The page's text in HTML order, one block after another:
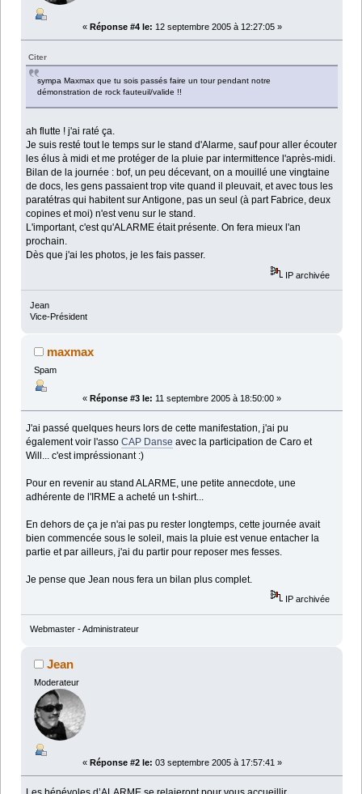
« Réponse #4 le: 12 septembre 2005 à 12:27:05 »
Citer
sympa Maxmax que tu sois passés faire un tour pendant notre
démonstration de rock fauteuil/valide !!
ah flutte ! j'ai raté ça.
Je suis resté tout le temps sur le stand d'Alarme, sauf pour aller écouter
les élus à midi et me protéger de la pluie par intermittence l'après-midi.
Bilan de la journée : bof, un peu décevant, on a mouillé une vingtaine
de docs, les gens passaient trop vite quand il pleuvait, et avec tous les
paratétras qui habitent sur Antigone, pas un seul (à part Fabrice, deux
copines et moi) n'est venu sur le stand.
L'important, c'est qu'ALARME était présente. On fera mieux l'an
prochain.
Dès que j'ai les photos, je les fais passer.
IP archivée
Jean
Vice-Président
maxmax
Spam
« Réponse #3 le: 11 septembre 2005 à 18:50:00 »
J'ai passé quelques heurs lors de cette manifestation, j'ai pu
également voir l'assoCAP Danse avec la participation de Caro et
Will... c'est impréssionant :)
Pour en revenir au stand ALARME, une petite annecdote, une
adhérente de l'IRME a acheté un t-shirt...
En dehors de ça je n'ai pas pu rester longtemps, cette journée avait
bien commencée sous le soleil, mais la pluie est venue entacher la
partie et par ailleurs, j'ai du partir pour reposer mes fesses.
Je pense que Jean nous fera un bilan plus complet.
IP archivée
Webmaster - Administrateur
Jean
Moderateur
« Réponse #2 le: 03 septembre 2005 à 17:57:41 »